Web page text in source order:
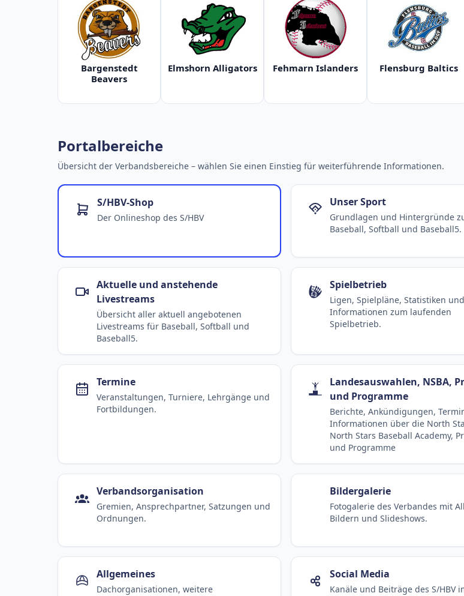
Bargenstedt
Beavers
Elmshorn Alligators Fehmarn Islanders Flensburg Baltics
Portalbereiche
Übersicht der Verbandsbereiche – wählen Sie einen Einstieg für weiterführende Informationen.
S/HBV-Shop
Der Onlineshop des S/HBV
Unser Sport
Grundlagen und Hintergründe
Baseball, Softball und Baseball5.
Aktuelle und anstehende
Livestreams
Übersicht aller aktuell angebotenen
Livestreams für Baseball, Softball und
Baseball5.
Spielbetrieb
Ligen, Spielpläne, Statistiken und
Informationen zum laufenden
Spielbetrieb.
Termine
Veranstaltungen, Turniere, Lehrgänge und
Fortbildungen.
Landesauswahlen, NSBA,
und Programme
Berichte, Ankündigungen,
Informationen über die North
North Stars Baseball Academy,
und Programme
Verbandsorganisation
Gremien, Ansprechpartner, Satzungen und
Ordnungen.
Bildergalerie
Fotogalerie des Verbandes mit
Bildern und Slideshows.
Allgemeines
Dachorganisationen, weitere
Social Media
Kanäle und Beiträge des S/HBV